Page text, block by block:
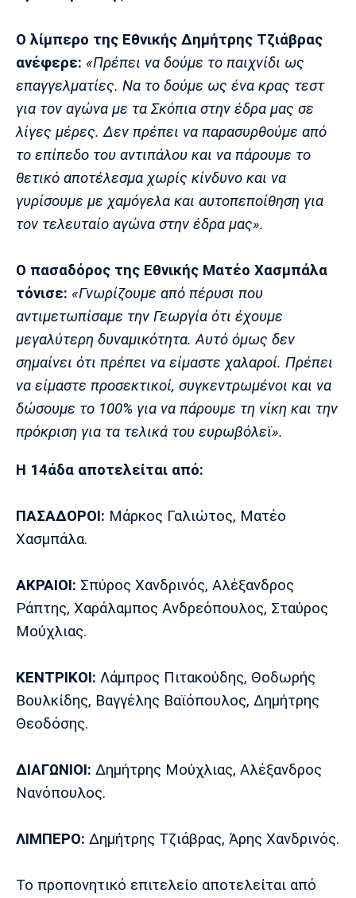
Ο λίμπερο της Εθνικής Δημήτρης Τζιάβρας
ανέφερε: «Πρέπει να δούμε το παιχνίδι ως
επαγγελματίες. Να το δούμε ως ένα κρας τεστ
για τον αγώνα με τα Σκόπια στην έδρα μας σε
λίγες μέρες. Δεν πρέπει να παρασυρθούμε από
το επίπεδο του αντιπάλου και να πάρουμε το
θετικό αποτέλεσμα χωρίς κίνδυνο και να
γυρίσουμε με χαμόγελα και αυτοπεποίθηση για
τον τελευταίο αγώνα στην έδρα μας».
Ο πασαδόρος της Εθνικής Ματέο Χασμπάλα
τόνισε: «Γνωρίζουμε από πέρυσι που
αντιμετωπίσαμε την Γεωργία ότι έχουμε
μεγαλύτερη δυναμικότητα. Αυτό όμως δεν
σημαίνει ότι πρέπει να είμαστε χαλαροί. Πρέπει
να είμαστε προσεκτικοί, συγκεντρωμένοι και να
δώσουμε το 100% για να πάρουμε τη νίκη και την
πρόκριση για τα τελικά του ευρωβόλεϊ».
Η 14άδα αποτελείται από:
ΠΑΣΑΔΟΡΟΙ: Μάρκος Γαλιώτος, Ματέο
Χασμπάλα.
ΑΚΡΑΙΟΙ: Σπύρος Χανδρινός, Αλέξανδρος
Ράπτης, Χαράλαμπος Ανδρεόπουλος, Σταύρος
Μούχλιας.
ΚΕΝΤΡΙΚΟΙ: Λάμπρος Πιτακούδης, Θοδωρής
Βουλκίδης, Βαγγέλης Βαϊόπουλος, Δημήτρης
Θεοδόσης.
ΔΙΑΓΩΝΙΟΙ: Δημήτρης Μούχλιας, Αλέξανδρος
Νανόπουλος.
ΛΙΜΠΕΡΟ: Δημήτρης Τζιάβρας, Άρης Χανδρινός.
Το προπονητικό επιτελείο αποτελείται από